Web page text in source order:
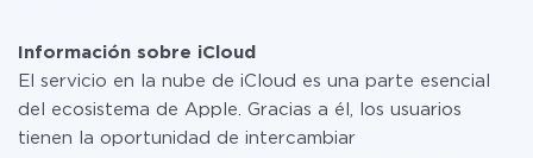
Información sobre iCloud
El servicio en la nube de iCloud es una parte esencial
del ecosistema de Apple. Gracias a él, los usuarios
tienen la oportunidad de intercambiar